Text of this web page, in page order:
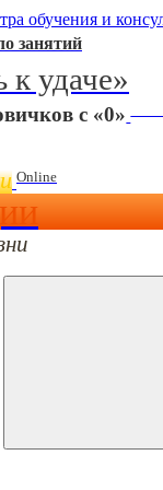
обучения и
занятий
к удаче»
с «0»
Online